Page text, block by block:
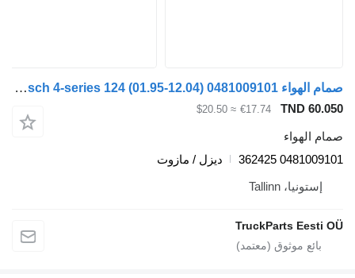
صمام الهواء Bosch 4-series 124 (01.95-12.04) 0481009101 لـ السيارات القاطرة Scania 4-series (1995-2006)
TND
€17.74
≈ $20.50
الهواء
0481009101
ديزل / مازوت
إستونيا، Tallinn
TruckParts Eesti